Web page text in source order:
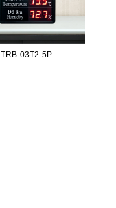
TRB-03T2-5P